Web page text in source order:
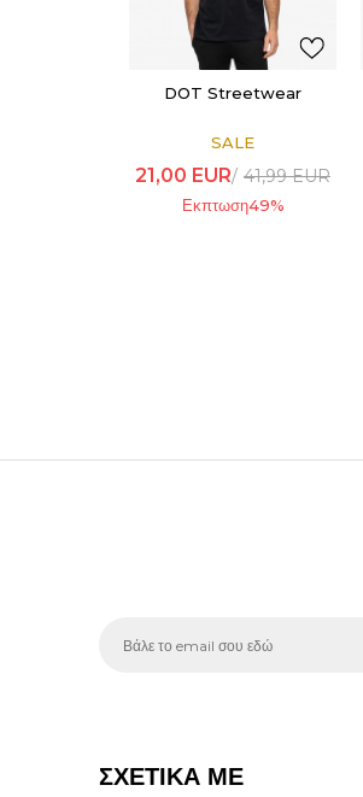
DOT Streetwear
SALE
21,00 EUR 41,99EUR
Εκπτωση49%
ΣΧΕΤΙΚΑ ΜΕ